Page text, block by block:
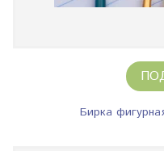
Бирка